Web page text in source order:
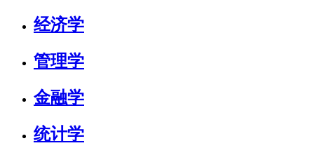
经济学
管理学
金融学
统计学